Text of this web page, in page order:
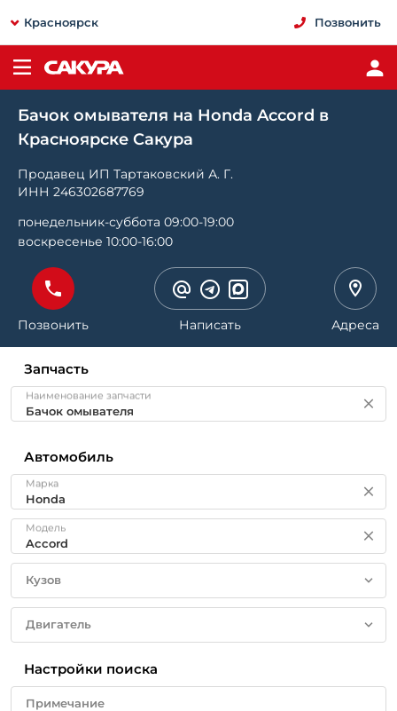
Красноярск Позвонить
Бачок омывателя на Honda Accord в
Красноярске Сакура
Продавец ИП Тартаковский А. Г.
ИНН 246302687769
понедельник-суббота 09:00-19:00
воскресенье 10:00-16:00
Позвонить Написать Адреса
Запчасть
Наименование запчасти
Автомобиль
Марка
Модель
Кузов
Двигатель
Настройки поиска
Примечание